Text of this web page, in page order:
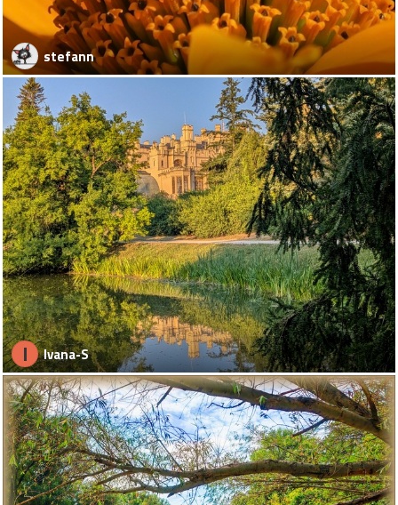
stefann
I Ivana-S